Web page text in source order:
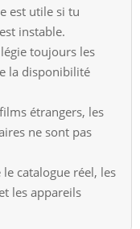
est utile si tu
instable.
toujours les
la disponibilité
étrangers, les
ne sont pas
catalogue réel, les
les appareils